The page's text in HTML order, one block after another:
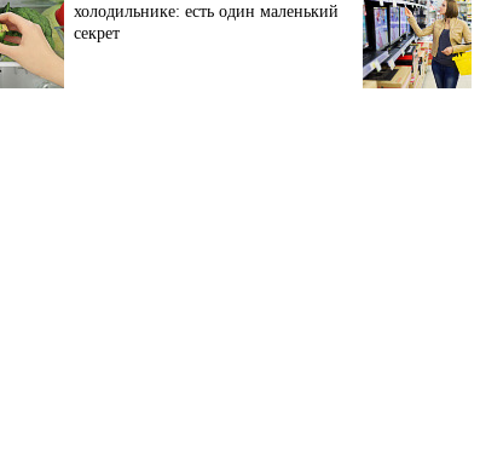
холодильнике: есть один маленький
секрет